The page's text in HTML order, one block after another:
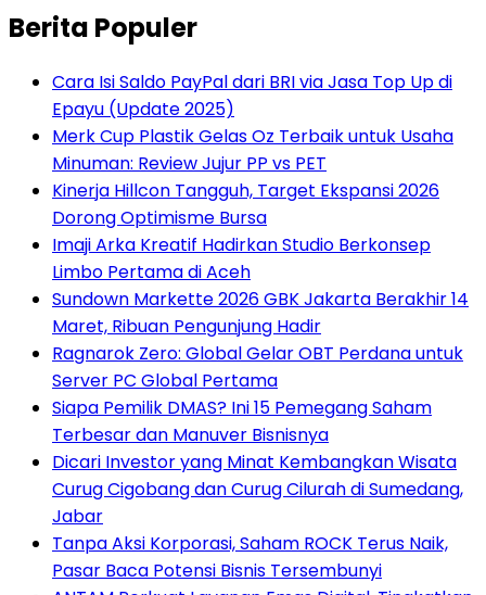
Berita Populer
Cara Isi Saldo PayPal dari BRI via Jasa Top Up di
Epayu (Update 2025)
Merk Cup Plastik Gelas Oz Terbaik untuk Usaha
Minuman: Review Jujur PP vs PET
Kinerja Hillcon Tangguh, Target Ekspansi 2026
Dorong Optimisme Bursa
Imaji Arka Kreatif Hadirkan Studio Berkonsep
Limbo Pertama di Aceh
Sundown Markette 2026 GBK Jakarta Berakhir 14
Maret, Ribuan Pengunjung Hadir
Ragnarok Zero: Global Gelar OBT Perdana untuk
Server PC Global Pertama
Siapa Pemilik DMAS? Ini 15 Pemegang Saham
Terbesar dan Manuver Bisnisnya
Dicari Investor yang Minat Kembangkan Wisata
Curug Cigobang dan Curug Cilurah di Sumedang,
Jabar
Tanpa Aksi Korporasi, Saham ROCK Terus Naik,
Pasar Baca Potensi Bisnis Tersembunyi